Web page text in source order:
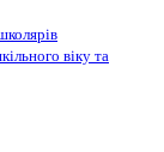
віку та